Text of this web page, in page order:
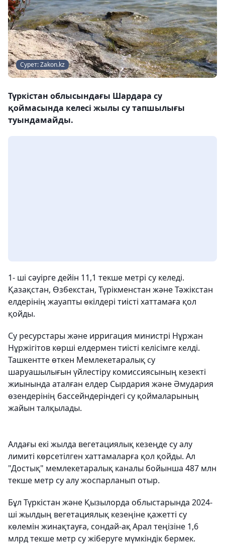
Сурет: Zakon.kz
Түркістан облысындағы Шардара су
қоймасында келесі жылы су тапшылығы
туындамайды.
1- ші сәуірге дейін 11,1 текше метрі су келеді.
Қазақстан, Өзбекстан, Түрікменстан және Тәжікстан
елдерінің жауапты өкілдері тиісті хаттамаға қол
қойды.
Су ресурстары және ирригация министрі Нұржан
Нұржігітов көрші елдермен тиісті келісімге келді.
Ташкентте өткен Мемлекетаралық су
шаруашылығын үйлестіру комиссиясының кезекті
жиынында аталған елдер Сырдария және Әмудария
өзендерінің бассейндеріндегі су қоймаларының
жайын талқылады.
Алдағы екі жылда вегетациялық кезеңде су алу
лимиті көрсетілген хаттамаларға қол қойды. Ал
"Достық" мемлекетаралық каналы бойынша 487 млн
текше метр су алу жоспарланып отыр.
Бұл Түркістан және Қызылорда облыстарында 2024-
ші жылдың вегетациялық кезеңіне қажетті су
көлемін жинақтауға, сондай-ақ Арал теңізіне 1,6
млрд текше метр су жіберуге мүмкіндік бермек.